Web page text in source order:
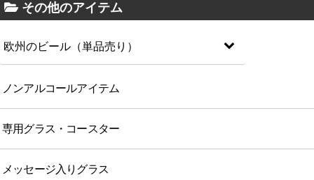
その他のアイテム
欧州のビール（単品売り）
ノンアルコールアイテム
専用グラス・コースター
メッセージ入りグラス